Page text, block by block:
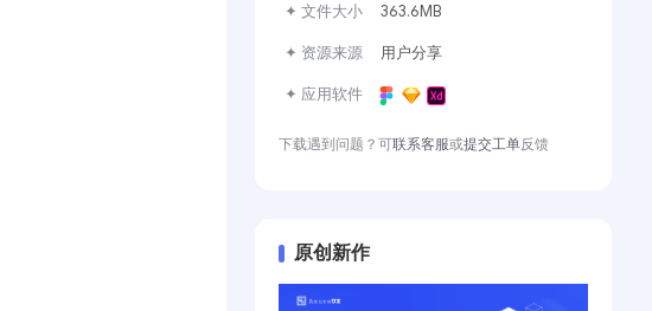
✦ 文件大小 363.6MB
✦ 资源来源 用户分享
✦ 应用软件
下载遇到问题？可联系客服或提交工单反馈
原创新作